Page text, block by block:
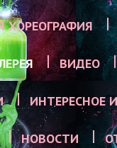
ХОРЕОГРАФИЯ
ВИДЕО
ИНТЕРЕСНОЕ
НОВОСТИ